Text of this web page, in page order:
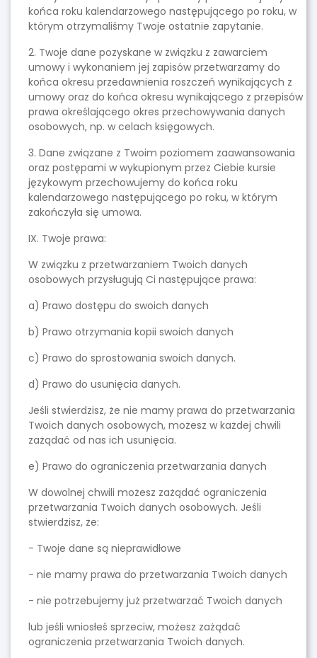
końca roku kalendarzowego następującego po roku, w
którym otrzymaliśmy Twoje ostatnie zapytanie.
2. Twoje dane pozyskane w związku z zawarciem
umowy i wykonaniem jej zapisów przetwarzamy do
końca okresu przedawnienia roszczeń wynikających z
umowy oraz do końca okresu wynikającego z przepisów
prawa określającego okres przechowywania danych
osobowych, np. w celach księgowych.
3. Dane związane z Twoim poziomem zaawansowania
oraz postępami w wykupionym przez Ciebie kursie
językowym przechowujemy do końca roku
kalendarzowego następującego po roku, w którym
zakończyła się umowa.
IX. Twoje prawa:
W związku z przetwarzaniem Twoich danych
osobowych przysługują Ci następujące prawa:
a) Prawo dostępu do swoich danych
b) Prawo otrzymania kopii swoich danych
c) Prawo do sprostowania swoich danych.
d) Prawo do usunięcia danych.
Jeśli stwierdzisz, że nie mamy prawa do przetwarzania
Twoich danych osobowych, możesz w każdej chwili
zażądać od nas ich usunięcia.
e) Prawo do ograniczenia przetwarzania danych
W dowolnej chwili możesz zażądać ograniczenia
przetwarzania Twoich danych osobowych. Jeśli
stwierdzisz, że:
- Twoje dane są nieprawidłowe
- nie mamy prawa do przetwarzania Twoich danych
- nie potrzebujemy już przetwarzać Twoich danych
lub jeśli wniosłeś sprzeciw, możesz zażądać
ograniczenia przetwarzania Twoich danych.